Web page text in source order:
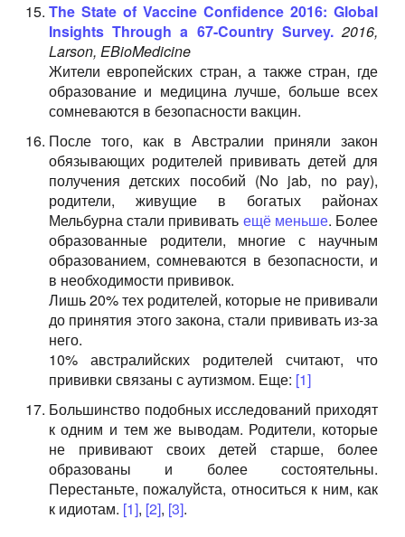
The State of Vaccine Confidence 2016: Global
Insights Through a 67-Country Survey. 2016,
Larson, EBioMedicine
Жители европейских стран, а также стран, где
образование и медицина лучше, больше всех
сомневаются в безопасности вакцин.
После того, как в Австралии приняли закон
обязывающих родителей прививать детей для
получения детских пособий (No jab, no pay),
родители, живущие в богатых районах
Мельбурна стали прививать ещё меньше. Более
образованные родители, многие с научным
образованием, сомневаются в безопасности, и
в необходимости прививок.
Лишь 20% тех родителей, которые не прививали
до принятия этого закона, стали прививать из-за
него.
10% австралийских родителей считают, что
прививки связаны с аутизмом. Еще: [1]
Большинство подобных исследований приходят
к одним и тем же выводам. Родители, которые
не прививают своих детей старше, более
образованы и более состоятельны.
Перестаньте, пожалуйста, относиться к ним, как
к идиотам. [1], [2], [3].